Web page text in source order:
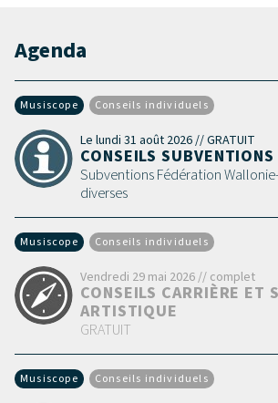
Agenda
Musiscope Conseils individuels
Le lundi 31 août 2026 // GRATUIT
CONSEILS SUBVENTIONS
Subventions Fédération
diverses
Musiscope Conseils individuels
Vendredi 29 mai 2026 // complet
CONSEILS CARRIÈRE ET
ARTISTIQUE
GRATUIT
Musiscope Conseils individuels